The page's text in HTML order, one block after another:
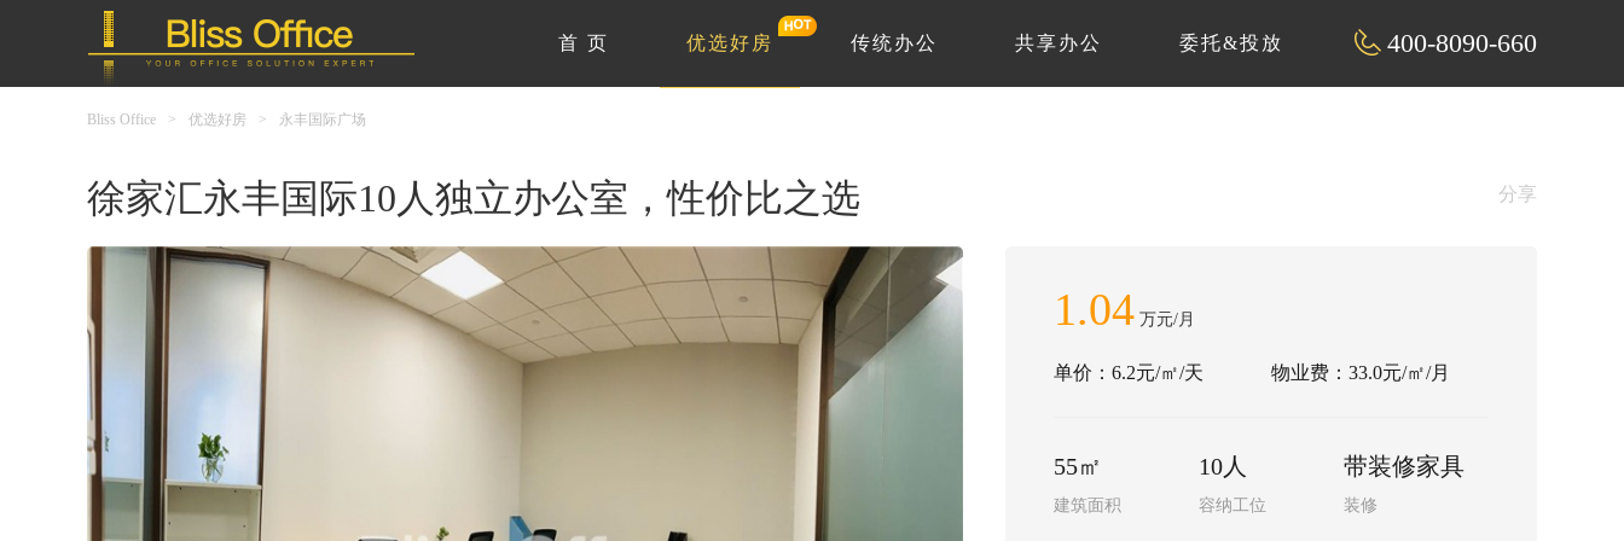
400-8090-660
首 页 优选好房 传统办公 共享办公 委托&投放
Bliss Office > 优选好房 > 永丰国际广场
徐家汇永丰国际10人独立办公室，性价比之选 分享
1.04 万元/月
单价：6.2元/㎡/天 物业费：33.0元/㎡/月
55㎡
建筑面积
10人
容纳工位
带装修家具
装修